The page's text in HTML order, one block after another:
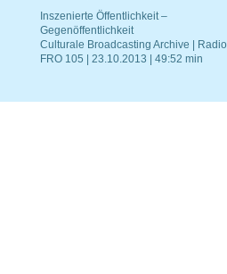
Inszenierte Öffentlichkeit –
Gegenöffentlichkeit
Culturale Broadcasting Archive | Radio
FRO 105 | 23.10.2013 | 49:52 min